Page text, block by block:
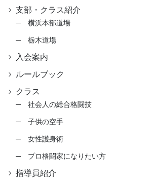
支部・クラス紹介
横浜本部道場
栃木道場
入会案内
ルールブック
クラス
社会人の総合格闘技
子供の空手
女性護身術
プロ格闘家になりたい方
指導員紹介